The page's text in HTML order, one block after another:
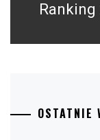
Ranking
OSTATNIE